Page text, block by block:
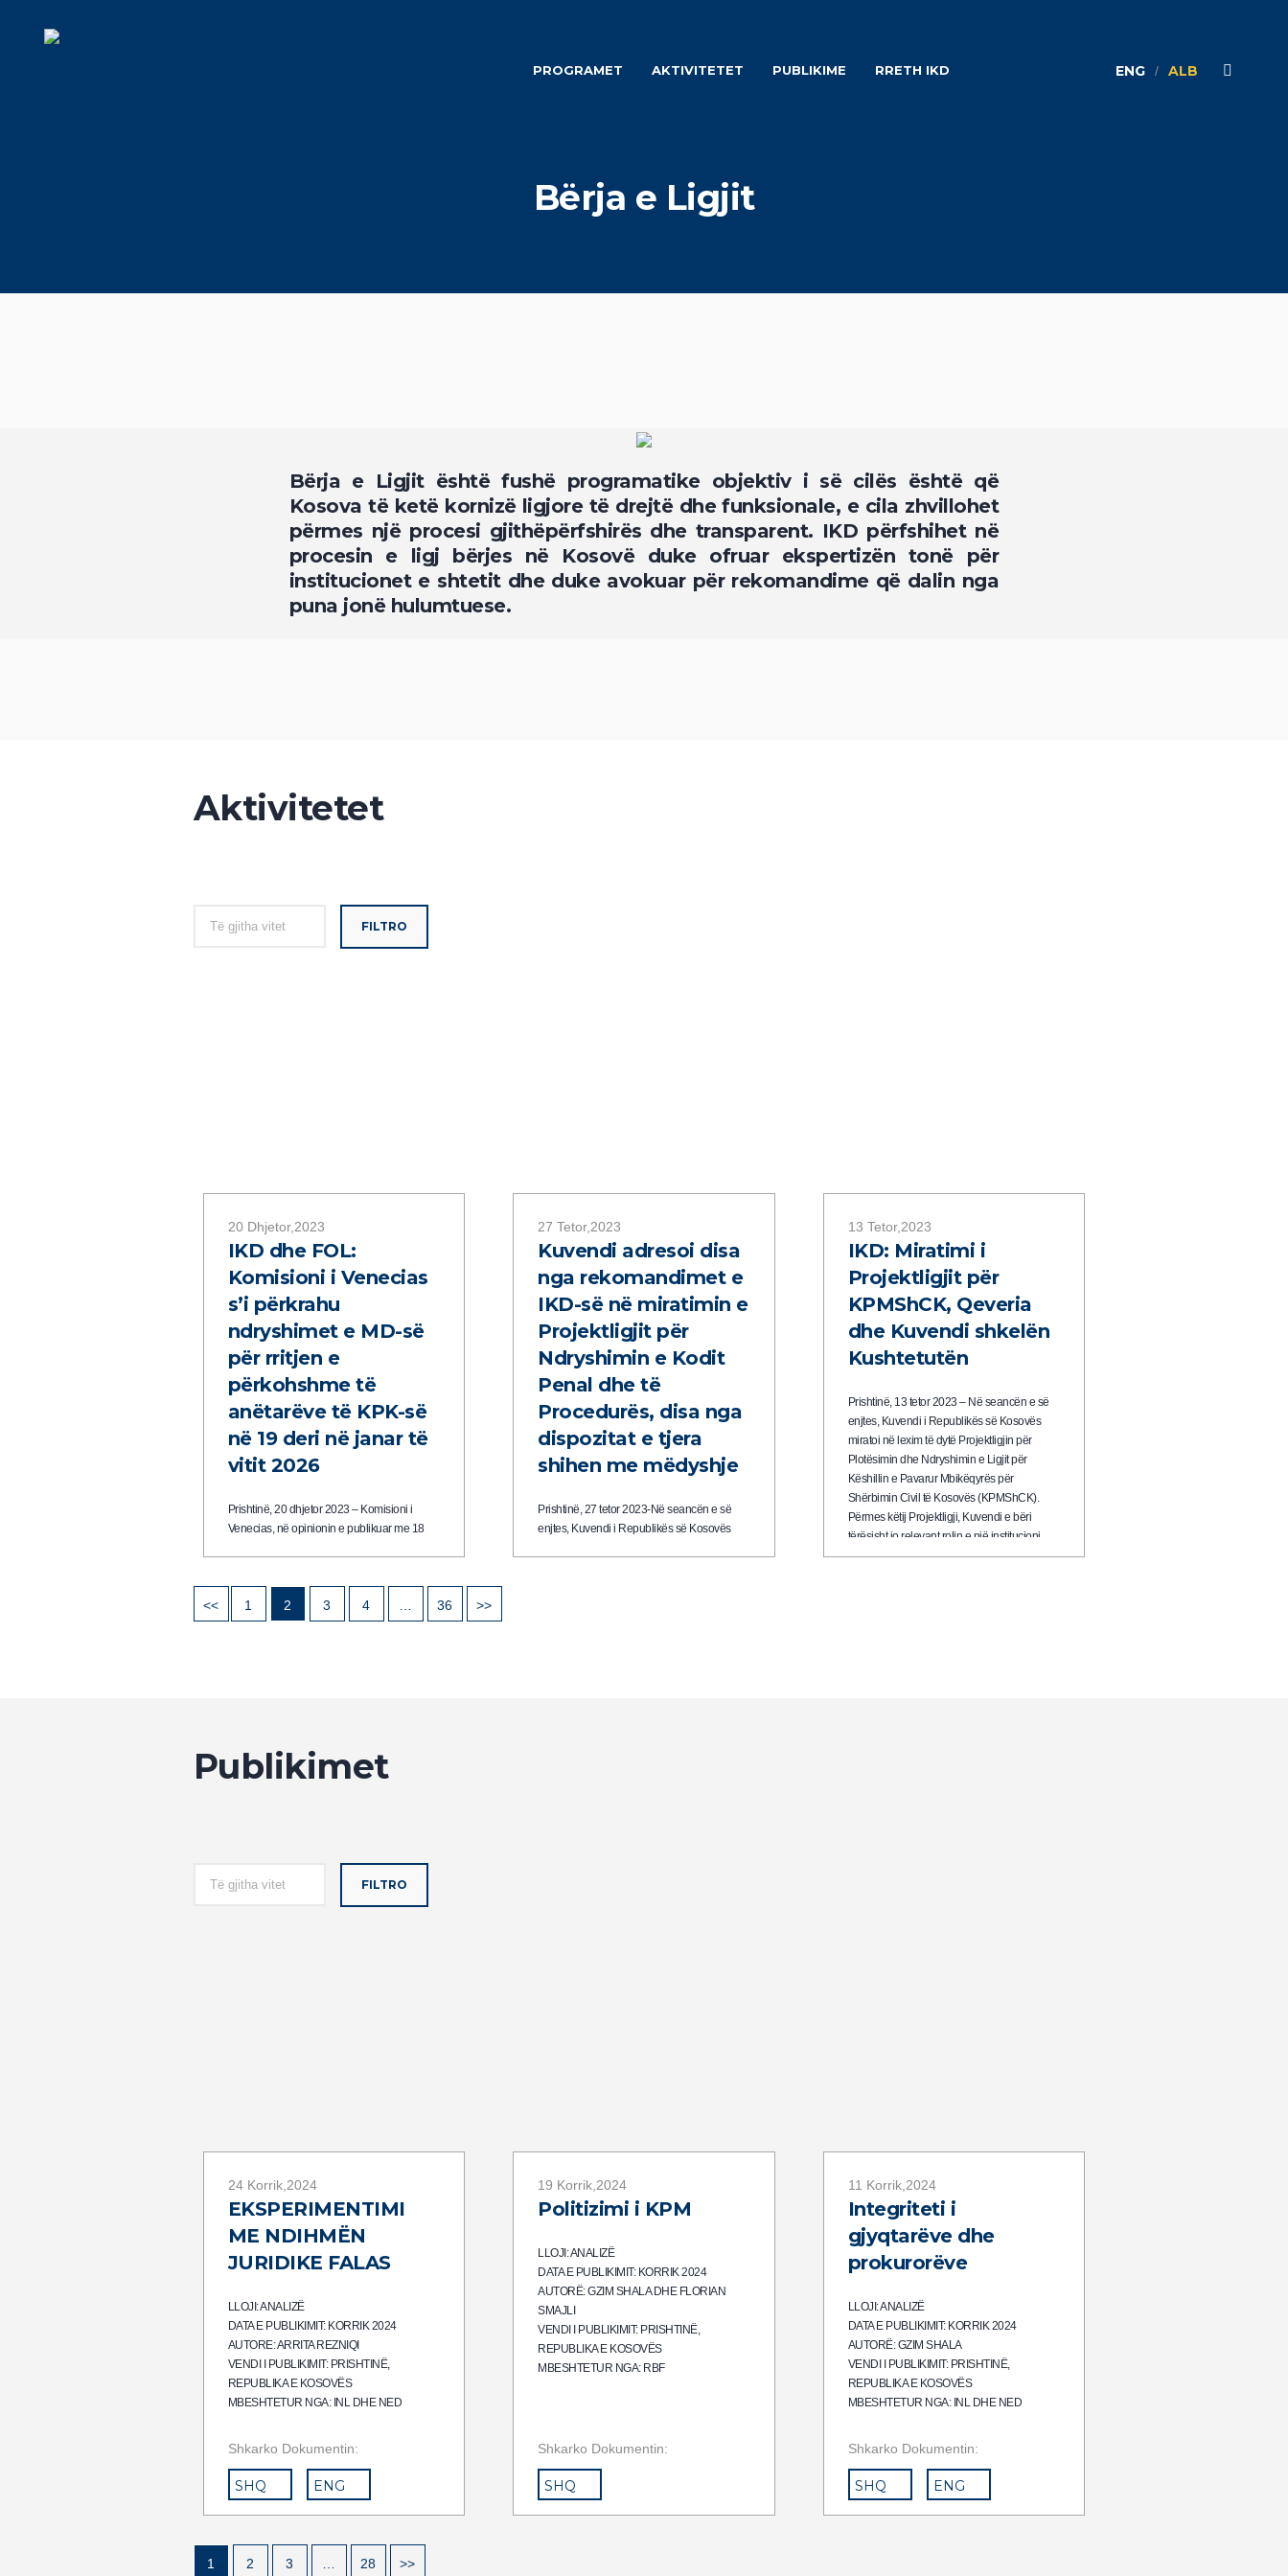
PROGRAMET AKTIVITETET PUBLIKIME RRETH IKD ENG ALB
Bërja e Ligjit
Bërja e Ligjitështë fushë programatike objektiv i së cilës është që
Kosova të ketë kornizë ligjore të drejtë dhe funksionale, e cila zhvillohet
përmes një procesi gjithëpërfshirës dhe transparent. IKD përfshihet në
procesin e ligj bërjes në Kosovë duke ofruar ekspertizën tonë për
institucionet e shtetit dhe duke avokuar për rekomandime që dalin nga
puna jonë hulumtuese.
Aktivitetet
FILTRO
20 Dhjetor,2023
IKD dhe FOL:
Komisioni i Venecias
s’i përkrahu
ndryshimet e MD-së
për rritjen e
përkohshme të
anëtarëve të KPK-së
në 19 deri në janar të
vitit 2026
Prishtinë, 20 dhjetor 2023 – Komisioni i
Venecias, në opinionin e publikuar me 18
ka mbështetur ndryshimet e reja sa i përket
rritjes së përkohshme të numrit të anëtarëve
në KPK në 19 anëtarë deri në janar të vitit
27 Tetor,2023
Kuvendi adresoi disa
nga rekomandimet e
IKD-së në miratimin e
Projektligjit për
Ndryshimin e Kodit
Penal dhe të
Procedurës, disa nga
dispozitat e tjera
shihen me mëdyshje
Prishtinë, 27 tetor 2023-Në seancën e së
enjtes, Kuvendi i Republikës së Kosovës
13 Tetor,2023
IKD: Miratimi i
Projektligjit për
KPMShCK, Qeveria
dhe Kuvendi shkelën
Kushtetutën
Prishtinë, 13 tetor 2023 – Në seancën e së
enjtes, Kuvendi i Republikës së Kosovës
miratoi në lexim të dytë Projektligjin për
Plotësimin dhe Ndryshimin e Ligjit për
Këshillin e Pavarur Mbikëqyrës për
Shërbimin Civil të Kosovës (KPMShCK).
Përmes këtij Projektligji, Kuvendi e bëri
tërësisht jo relevant rolin e një institucioni
kuazi gjyqësor siç është…
<< 1 2 3 4 36 >>
Publikimet
FILTRO
24 Korrik,2024
EKSPERIMENTIMI
ME NDIHMËN
JURIDIKE FALAS
LLOJI: ANALIZË
DATA E PUBLIKIMIT: KORRIK 2024
AUTORE: ARRITA REZNIQI
VENDI I PUBLIKIMIT: PRISHTINË,
REPUBLIKA E KOSOVËS
MBESHTETUR NGA: INL DHE NED
Shkarko Dokumentin:
SHQ ENG
19 Korrik,2024
Politizimi i KPM
LLOJI: ANALIZË
DATA E PUBLIKIMIT: KORRIK 2024
AUTORË: GZIM SHALA DHE FLORIAN
SMAJLI
VENDI I PUBLIKIMIT: PRISHTINË,
REPUBLIKA E KOSOVËS
MBESHTETUR NGA: RBF
Shkarko Dokumentin:
SHQ
11 Korrik,2024
Integriteti i
gjyqtarëve dhe
prokurorëve
LLOJI: ANALIZË
DATA E PUBLIKIMIT: KORRIK 2024
AUTORË: GZIM SHALA
VENDI I PUBLIKIMIT: PRISHTINË,
REPUBLIKA E KOSOVËS
MBESHTETUR NGA: INL DHE NED
Shkarko Dokumentin:
SHQ ENG
1 2 3 28 >>